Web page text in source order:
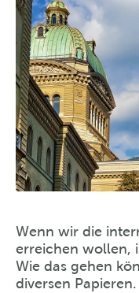
Wenn wir die
erreichen wollen,
Wie das gehen
diversen